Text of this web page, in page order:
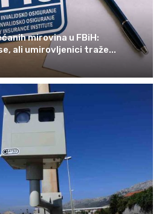
mirovina u FBiH:
ali umirovljenici traže...